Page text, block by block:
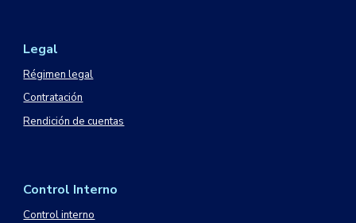
Legal
Régimen legal
Contratación
Rendición de cuentas
Control Interno
Control interno